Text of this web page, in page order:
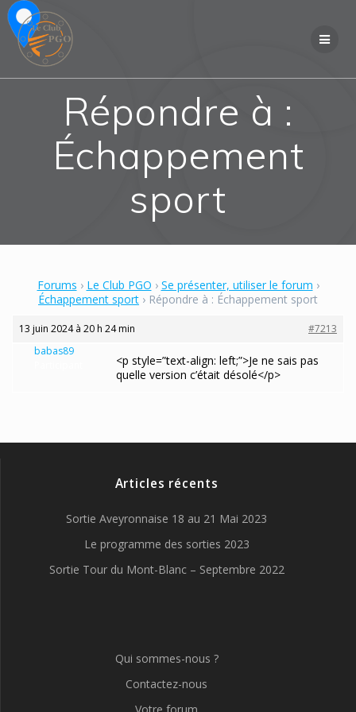
Répondre à :
Échappement
sport
Forums › Le Club PGO › Se présenter, utiliser le forum ›
Échappement sport › Répondre à : Échappement sport
13 juin 2024 à 20 h 24 min
#7213
babas89
<p style=”text-align: left;”>Je ne sais pas
quelle version c’était désolé</p>
Articles récents
Sortie Aveyronnaise 18 au 21 Mai 2023
Le programme des sorties 2023
Sortie Tour du Mont-Blanc – Septembre 2022
Qui sommes-nous ?
Contactez-nous